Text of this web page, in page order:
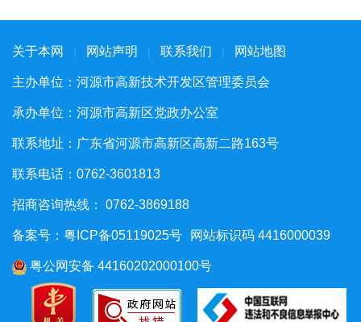
关于本网 | 网站声明 | 联系我们 | 网站地图
主办单位：河源市高新技术开发区管理委员会
承办单位：河源市高新区党政办公室
联系地址：广东省河源市高新区高新二路163号
联系电话：0762-3601813
招商咨询热线： 0762-3869188
备案号：粤ICP备05119025号 网站标识码 4416000039
粤公网安备 44160202000100号